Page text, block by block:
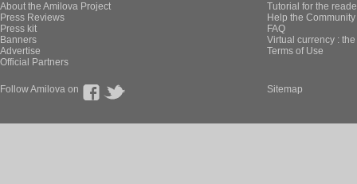
About the Amilova Project
Press Reviews
Press kit
Banners
Advertise
Official Partners
Tutorial for the
Help the
FAQ
Virtual currency :
Terms of Use
Follow Amilova on Sitemap